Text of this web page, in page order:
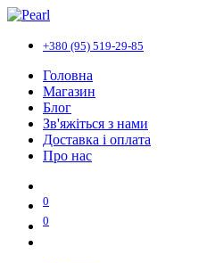
+380 (95) 519-29-85
Головна
Магазин
Блог
Зв'яжіться з нами
Доставка і оплата
Про нас
0
0